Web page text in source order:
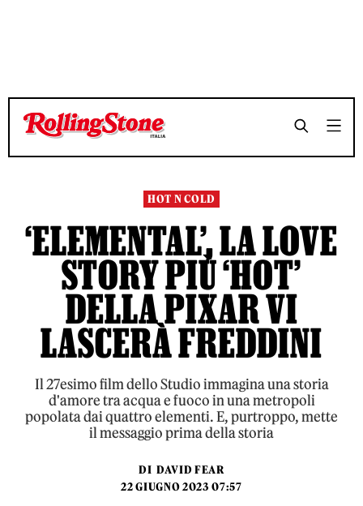
TEMPO DI LETTURA 8 MINUTI
TEMPO DI LETTURA 8 MINUTI
HOT N COLD
‘ELEMENTAL’, LA LOVE
STORY PIÙ ‘HOT’
DELLA PIXAR VI
LASCERÀ FREDDINI
Il 27esimo film dello Studio immagina una storia
d'amore tra acqua e fuoco in una metropoli
popolata dai quattro elementi. E, purtroppo, mette
il messaggio prima della storia
DI DAVID FEAR
22 GIUGNO 2023 07:57